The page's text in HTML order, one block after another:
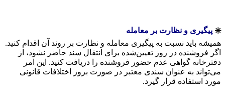
✳️ پیگیری و نظارت بر معامله
همیشه باید نسبت به پیگیری معامله و نظارت بر روند آن اقدام کنید.
اگر فروشنده در روز تعیین‌شده برای انتقال سند حاضر نشود، از
دفترخانه گواهی عدم حضور فروشنده را دریافت کنید. این امر
می‌تواند به عنوان سندی معتبر در صورت بروز اختلافات قانونی
مورد استفاده قرار گیرد.